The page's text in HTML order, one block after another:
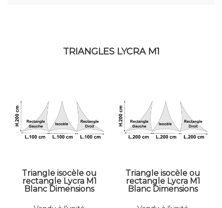
TRIANGLES LYCRA M1
Triangle isocèle ou
rectangle Lycra M1
Blanc Dimensions
Triangle isocèle ou
rectangle Lycra M1
Blanc Dimensions